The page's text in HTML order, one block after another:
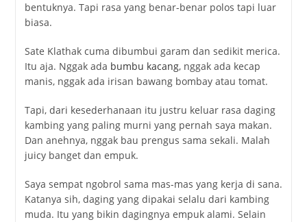
bentuknya. Tapi rasa yang benar-benar polos tapi luar
biasa.
Sate Klathak cuma dibumbui garam dan sedikit merica.
Itu aja. Nggak ada bumbu kacang, nggak ada kecap
manis, nggak ada irisan bawang bombay atau tomat.
Tapi, dari kesederhanaan itu justru keluar rasa daging
kambing yang paling murni yang pernah saya makan.
Dan anehnya, nggak bau prengus sama sekali. Malah
juicy banget dan empuk.
Saya sempat ngobrol sama mas-mas yang kerja di sana.
Katanya sih, daging yang dipakai selalu dari kambing
muda. Itu yang bikin dagingnya empuk alami. Selain